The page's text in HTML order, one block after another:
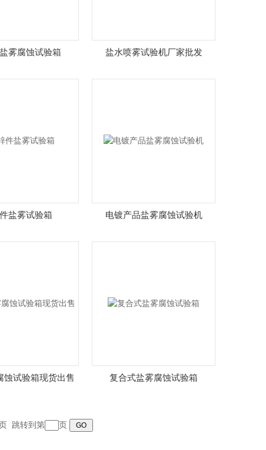
雾腐蚀试验箱 盐水喷雾试验机厂家批发
盐雾试验箱 电镀产品盐雾腐蚀试验机
蚀试验箱现货出售 复合式盐雾腐蚀试验箱
跳转到第 页